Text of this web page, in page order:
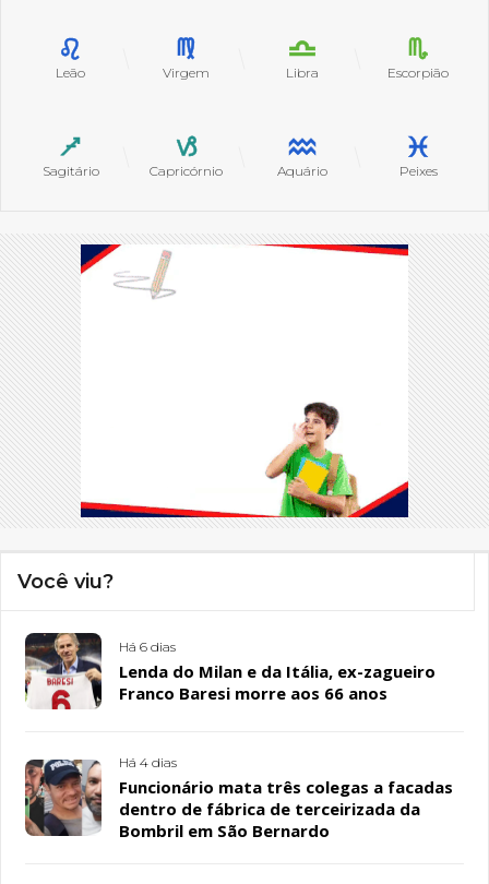
Leão Virgem Libra Escorpião
Sagitário Capricórnio Aquário Peixes
Você viu?
Há 6 dias
Lenda do Milan e da Itália, ex-zagueiro
Franco Baresi morre aos 66 anos
Há 4 dias
Funcionário mata três colegas a facadas
dentro de fábrica de terceirizada da
Bombril em São Bernardo